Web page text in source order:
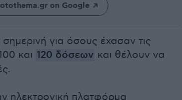
on Google
σημερινή για όσους έχασαν τις
και 120 δόσεων και θέλουν να
ηλεκτρονική πλατφόρμα